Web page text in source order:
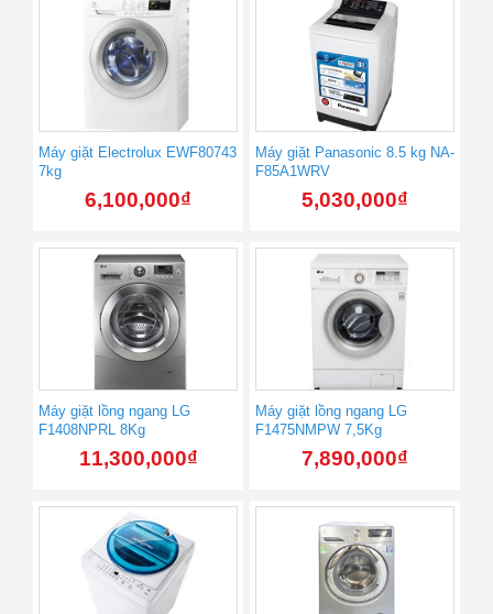
Máy giặt Electrolux EWF80743
7kg
6,100,000₫
Máy giặt Panasonic 8.5 kg NA-
F85A1WRV
5,030,000₫
Máy giặt lồng ngang LG
F1408NPRL 8Kg
11,300,000₫
Máy giặt lồng ngang LG
F1475NMPW 7,5Kg
7,890,000₫